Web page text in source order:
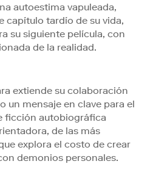
autoestima vapuleada,
capítulo tardío de su vida,
su siguiente película, con
de la realidad.
extiende su colaboración
un mensaje en clave para el
ficción autobiográfica
de las más
explora el costo de crear
demonios personales.